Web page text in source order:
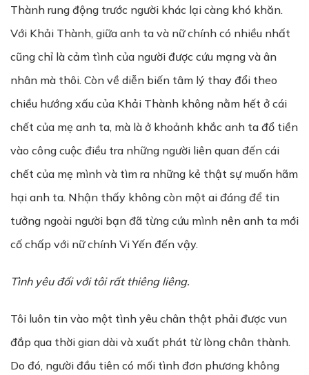
Thành rung động trước người khác lại càng khó khăn.
Với Khải Thành, giữa anh ta và nữ chính có nhiều nhất
cũng chỉ là cảm tình của người được cứu mạng và ân
nhân mà thôi. Còn về diễn biến tâm lý thay đổi theo
chiều hướng xấu của Khải Thành không nằm hết ở cái
chết của mẹ anh ta, mà là ở khoảnh khắc anh ta đổ tiền
vào công cuộc điều tra những người liên quan đến cái
chết của mẹ mình và tìm ra những kẻ thật sự muốn hãm
hại anh ta. Nhận thấy không còn một ai đáng để tin
tưởng ngoài người bạn đã từng cứu mình nên anh ta mới
cố chấp với nữ chính Vi Yến đến vậy.
Tình yêu đối với tôi rất thiêng liêng.
Tôi luôn tin vào một tình yêu chân thật phải được vun
đắp qua thời gian dài và xuất phát từ lòng chân thành.
Do đó, người đầu tiên có mối tình đơn phương không